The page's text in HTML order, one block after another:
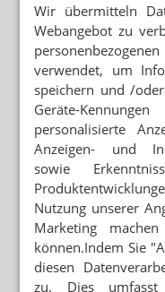
Wir übermitteln
Webangebot zu
verwendet, um
speichern und /
Geräte-
personalisierte
Anzeigen- und
sowie
Nutzung unserer
Marketing
können.Indem Sie
diesen
zu. Dies
Neuere Artikel
MVZ GEGEN
Kommunen
Iges-
Ambulante
angestellt
Apotheken